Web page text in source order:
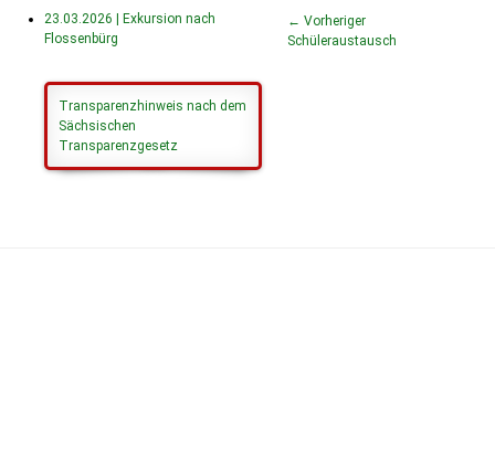
← Vorheriger
Schüleraustausch
23.03.2026 | Exkursion nach
Flossenbürg
Transparenzhinweis nach dem
Sächsischen
Transparenzgesetz